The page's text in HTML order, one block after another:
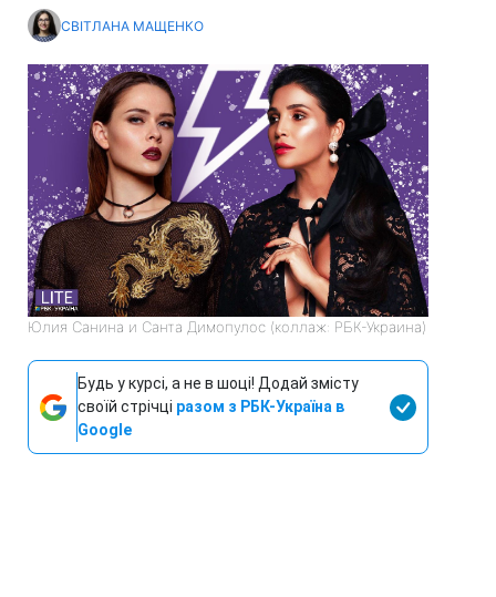
СВІТЛАНА МАЩЕНКО
Юлия Санина и Санта Димопулос (коллаж: РБК-Украина)
Будь у курсі, а не в шоці! Додай змісту
своїй стрічці разом з РБК-Україна в
Google